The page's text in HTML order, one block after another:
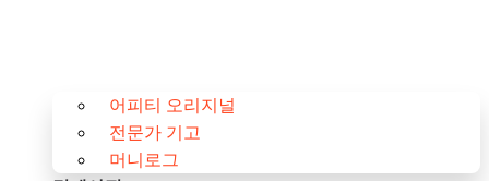
어피티 오리지널
전문가 기고
머니로그